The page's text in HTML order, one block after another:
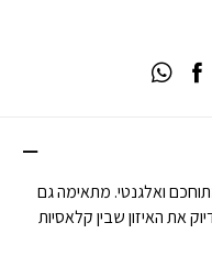
ואלגנטי. מתאימה גם
את האיזון שבין קלאסיות